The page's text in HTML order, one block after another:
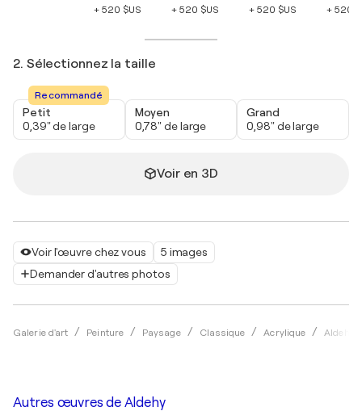
Voir l'œuvre chez vous
5 images
Demander d'autres photos
Galerie d'art Peinture Paysage Classique Acrylique Aldehy
+ 520 $US
+ 520 $US
+ 520 $US
+ 520
2. Sélectionnez la taille
Recommandé
Petit
0,39" de large
Moyen
0,78" de large
Grand
0,98" de large
Voir en 3D
Autres œuvres de Aldehy